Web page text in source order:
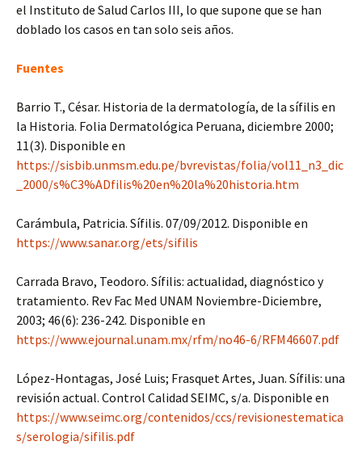
el Instituto de Salud Carlos III, lo que supone que se han
doblado los casos en tan solo seis años.
Fuentes
Barrio T., César. Historia de la dermatología, de la sífilis en
la Historia. Folia Dermatológica Peruana, diciembre 2000;
11(3). Disponible en
https://sisbib.unmsm.edu.pe/bvrevistas/folia/vol11_n3_dic
_2000/s%C3%ADfilis%20en%20la%20historia.htm
Carámbula, Patricia. Sífilis. 07/09/2012. Disponible en
https://www.sanar.org/ets/sifilis
Carrada Bravo, Teodoro. Sífilis: actualidad, diagnóstico y
tratamiento. Rev Fac Med UNAM Noviembre-Diciembre,
2003; 46(6): 236-242. Disponible en
https://www.ejournal.unam.mx/rfm/no46-6/RFM46607.pdf
López-Hontagas, José Luis; Frasquet Artes, Juan. Sífilis: una
revisión actual. Control Calidad SEIMC, s/a. Disponible en
https://www.seimc.org/contenidos/ccs/revisionestematica
s/serologia/sifilis.pdf